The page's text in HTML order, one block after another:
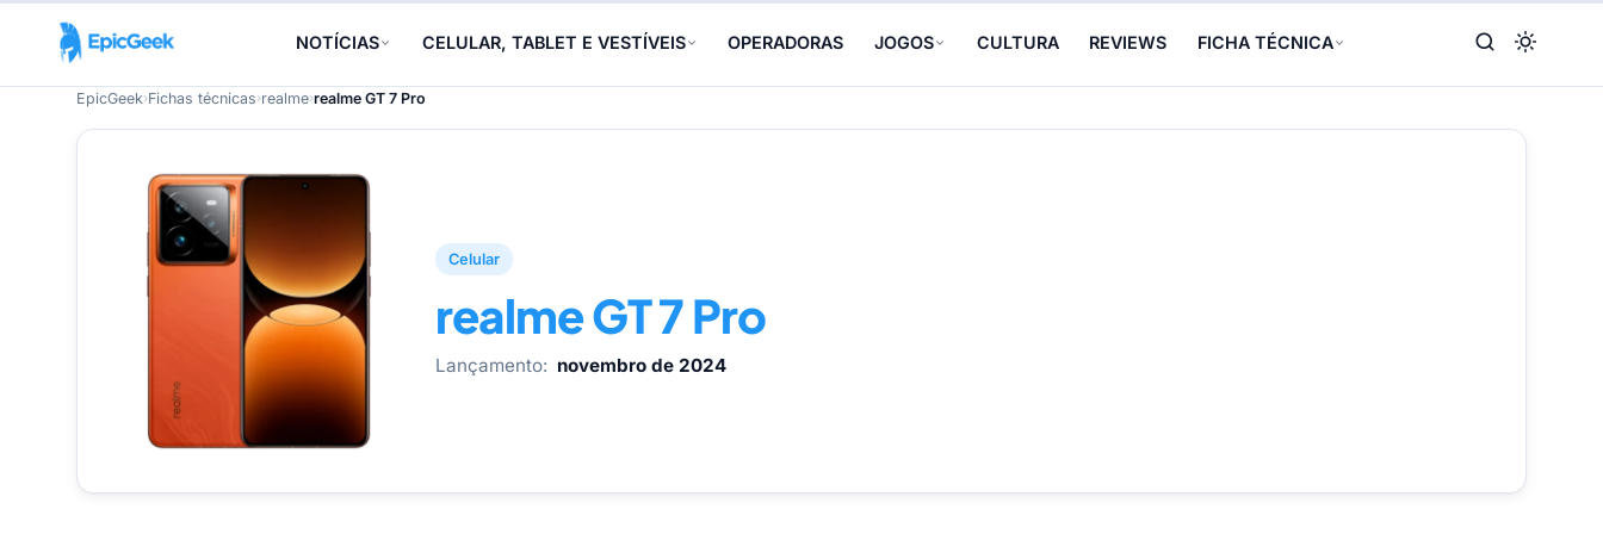
NOTÍCIAS CELULAR, TABLET E VESTÍVEIS OPERADORAS JOGOS CULTURA REVIEWS FICHA TÉCNICA
EpicGeek›Fichas técnicas›realme›realme GT 7 Pro
Celular
realme GT 7 Pro
Lançamento: novembro de 2024